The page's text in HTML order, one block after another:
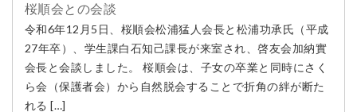
桜順会との会談
令和6年12月5日、桜順会松浦猛人会長と松浦功承氏（平成
27年卒）、学生課白石知己課長が来室され、啓友会加納實
会長と会談しました。 桜順会は、子女の卒業と同時にさく
ら会（保護者会）から自然脱会することで折角の絆が断た
れる […]